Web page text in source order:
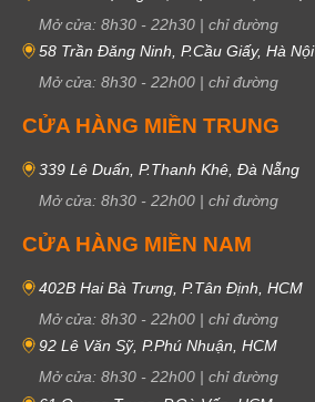
Mở cửa: 8h30 - 22h30 | chỉ đường
58 Trần Đăng Ninh, P.Cầu Giấy, Hà Nội
Mở cửa: 8h30 - 22h00 | chỉ đường
CỬA HÀNG MIỀN TRUNG
339 Lê Duẩn, P.Thanh Khê, Đà Nẵng
Mở cửa: 8h30 - 22h00 | chỉ đường
CỬA HÀNG MIỀN NAM
402B Hai Bà Trưng, P.Tân Định, HCM
Mở cửa: 8h30 - 22h00 | chỉ đường
92 Lê Văn Sỹ, P.Phú Nhuận, HCM
Mở cửa: 8h30 - 22h00 | chỉ đường